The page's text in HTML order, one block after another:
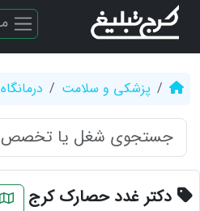
پزشکی و سلامت درمانگاه
دکتر غدد حصارک کرج